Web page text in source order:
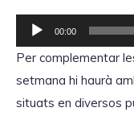
t
r
d
'
e
00:00
Per complementar
setmana hi haurà
situats en diversos